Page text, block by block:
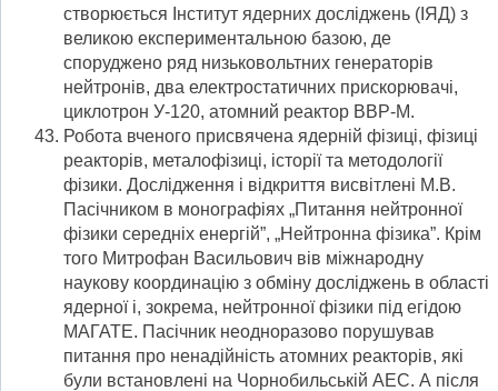
створюється Інститут ядерних досліджень (ІЯД) з
великою експериментальною базою, де
споруджено ряд низьковольтних генераторів
нейтронів, два електростатичних прискорювачі,
циклотрон У-120, атомний реактор ВВР-М.
Робота вченого присвячена ядерній фізиці, фізиці
реакторів, металофізиці, історії та методології
фізики. Дослідження і відкриття висвітлені М.В.
Пасічником в монографіях „Питання нейтронної
фізики середніх енергій”, „Нейтронна фізика”. Крім
того Митрофан Васильович вів міжнародну
наукову координацію з обміну досліджень в області
ядерної і, зокрема, нейтронної фізики під егідою
МАГАТЕ. Пасічник неодноразово порушував
питання про ненадійність атомних реакторів, які
були встановлені на Чорнобильській АЕС. А після